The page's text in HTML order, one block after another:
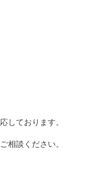
しております。
相談ください。